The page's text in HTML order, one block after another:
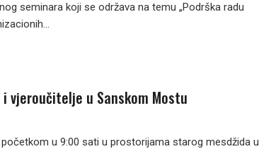
seminara koji se održava na temu „Podrška radu
vjeroučitelje u Sanskom Mostu
u 9:00 sati u prostorijama starog mesdžida u